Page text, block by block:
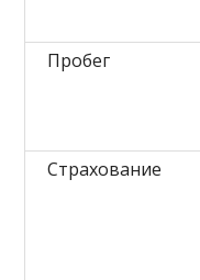
Пробег
Страхование